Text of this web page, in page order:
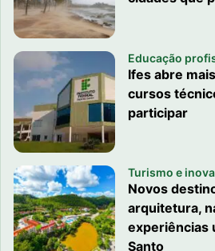
Educação
Ifes abre
cursos
participar
Turismo e
Novos
arquitetura,
experiências
Santo